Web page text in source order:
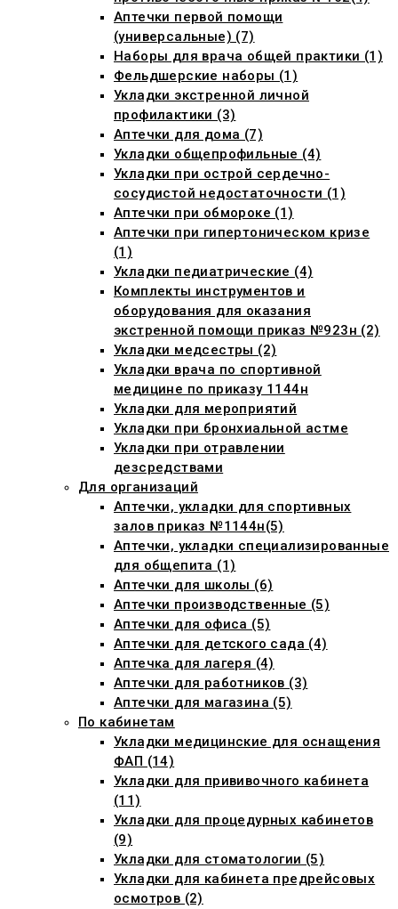
Аптечки первой помощи
(универсальные) (7)
Наборы для врача общей практики (1)
Фельдшерские наборы (1)
Укладки экстренной личной
профилактики (3)
Аптечки для дома (7)
Укладки общепрофильные (4)
Укладки при острой сердечно-
сосудистой недостаточности (1)
Аптечки при обмороке (1)
Аптечки при гипертоническом кризе
(1)
Укладки педиатрические (4)
Комплекты инструментов и
оборудования для оказания
экстренной помощи приказ №923н (2)
Укладки медсестры (2)
Укладки врача по спортивной
медицине по приказу 1144н
Укладки для мероприятий
Укладки при бронхиальной астме
Укладки при отравлении
дезсредствами
Для организаций
Аптечки, укладки для спортивных
залов приказ №1144н(5)
Аптечки, укладки специализированные
для общепита (1)
Аптечки для школы (6)
Аптечки производственные (5)
Аптечки для офиса (5)
Аптечки для детского сада (4)
Аптечка для лагеря (4)
Аптечки для работников (3)
Аптечки для магазина (5)
По кабинетам
Укладки медицинские для оснащения
ФАП (14)
Укладки для прививочного кабинета
(11)
Укладки для процедурных кабинетов
(9)
Укладки для стоматологии (5)
Укладки для кабинета предрейсовых
осмотров (2)